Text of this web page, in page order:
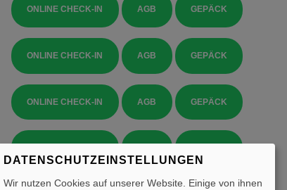
ONLINE CHECK-IN AGB GEPÄCK
ONLINE CHECK-IN AGB GEPÄCK
ONLINE CHECK-IN AGB GEPÄCK
DATENSCHUTZEINSTELLUNGEN
Wir nutzen Cookies auf unserer Website. Einige von ihnen